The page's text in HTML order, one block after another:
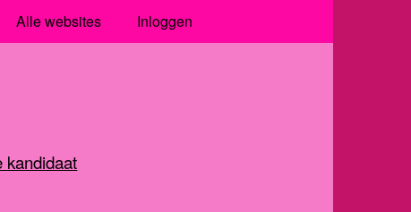
Alle websites Inloggen
kandidaat